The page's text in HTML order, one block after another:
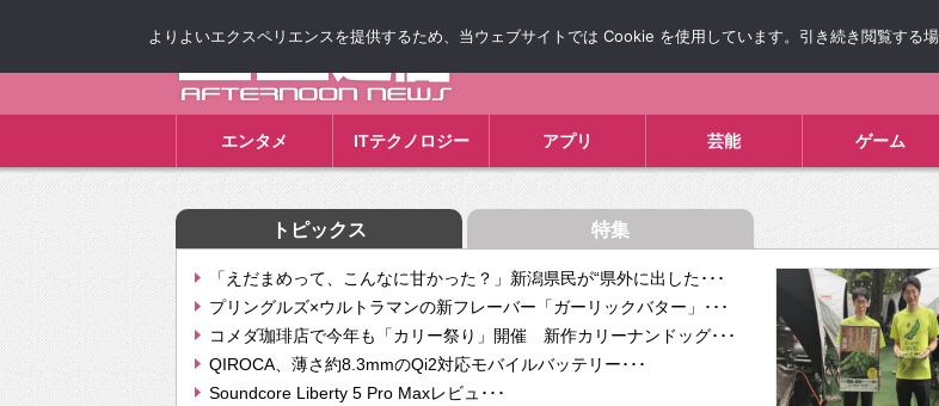
エンタメ ITテクノロジー アプリ 芸能 ゲーム
トピックス 特集
「えだまめって、こんなに甘かった？」新潟県民が“県外に出した･･･
プリングルズ×ウルトラマンの新フレーバー「ガーリックバター」･･･
コメダ珈琲店で今年も「カリー祭り」開催 新作カリーナンドッグ･･･
QIROCA、薄さ約8.3mmのQi2対応モバイルバッテリー･･･
Soundcore Liberty 5 Pro Maxレビュ･･･
よりよいエクスペリエンスを提供するため、当ウェブサイトでは Cookie を使用しています。引き続き閲覧する